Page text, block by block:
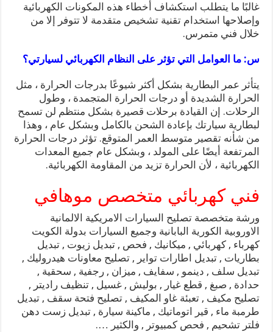
غالبًا ما يتطلب استكشاف أخطاء هذه المكونات الكهربائية
وإصلاحها استخدام تقنية تشخيص متقدمة لا تتوفر إلا من
خلال فني متمرس.
س: ما العوامل التي تؤثر على النظام الكهربائي لسيارتي؟
يتأثر عمر البطارية بشكل أكثر شيوعًا بدرجات الحرارة ، مثل
الحرارة الشديدة أو درجات الحرارة المتجمدة ، وطول
الرحلات. إن القيادة برحلات قصيرة بشكل منتظم لن تسمح
لبطارية سيارتك بإعادة الشحن بالكامل وبشكل عام ، وهذا
من شأنه تقصير متوسط ​​العمر المتوقع. تؤثر درجات الحرارة
المرتفعة أيضًا على المولد ، وبشكل عام جميع المعدات
الكهربائية ، لأن الحرارة تزيد من المقاومة الكهربائية.
فني كهربائي متخصص موهافي
ورشة متخصصة تصليح السيارات الامريكية الالمانية
الاوروبية الكورية البابانية وجميع السيارات بدولة الكويت
كهرباء , كهربائي , ميكانيك , فحص , تبديل زيوت , تبديل
بطاريات , تبديل اطارات تواير , تصليح معاونات هيدروليك ,
تبديل سلف , دينمو , سفايف , ميزان , رجفية , سحقية ,
حدادة , صبغ , قطع غيار , بوليش , غسيل , تنظيف راديتر ,
تصليح مكيف , تعبئة غاو المكيف , تصليح فتحة سقف , تبديل
طرمبة ماء , قير اتوماتيك , ماكينة سيارة , تبديل زست دهن
فلتر تشحيم , فحص كمبيوتر , والكثير ….